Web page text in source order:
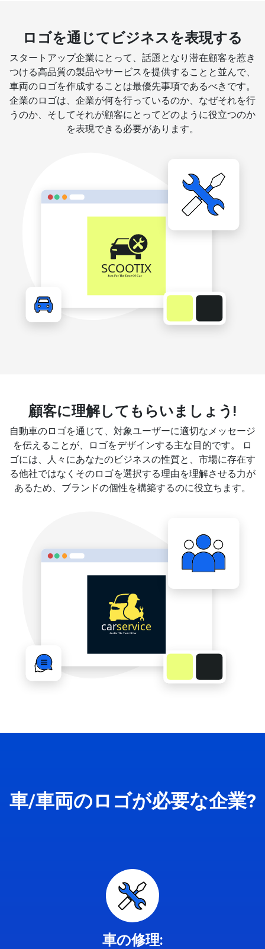
ロゴを通じてビジネスを表現する
スタートアップ企業にとって、話題となり潜在顧客を惹き
つける高品質の製品やサービスを提供することと並んで、
車両のロゴを作成することは最優先事項であるべきです。
企業のロゴは、企業が何を行っているのか、なぜそれを行
うのか、そしてそれが顧客にとってどのように役立つのか
を表現できる必要があります。
顧客に理解してもらいましょう!
自動車のロゴを通じて、対象ユーザーに適切なメッセージ
を伝えることが、ロゴをデザインする主な目的です。 ロ
ゴには、人々にあなたのビジネスの性質と、市場に存在す
る他社ではなくそのロゴを選択する理由を理解させる力が
あるため、ブランドの個性を構築するのに役立ちます。
車/車両のロゴが必要な企業?
車の修理: